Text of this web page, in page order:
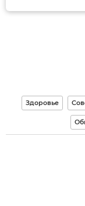
Здоровье